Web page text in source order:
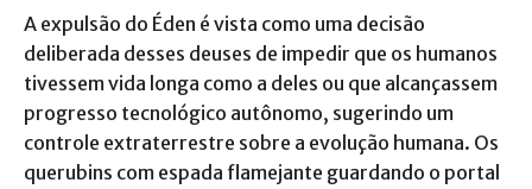
A expulsão do Éden é vista como uma decisão
deliberada desses deuses de impedir que os humanos
tivessem vida longa como a deles ou que alcançassem
progresso tecnológico autônomo, sugerindo um
controle extraterrestre sobre a evolução humana. Os
querubins com espada flamejante guardando o portal